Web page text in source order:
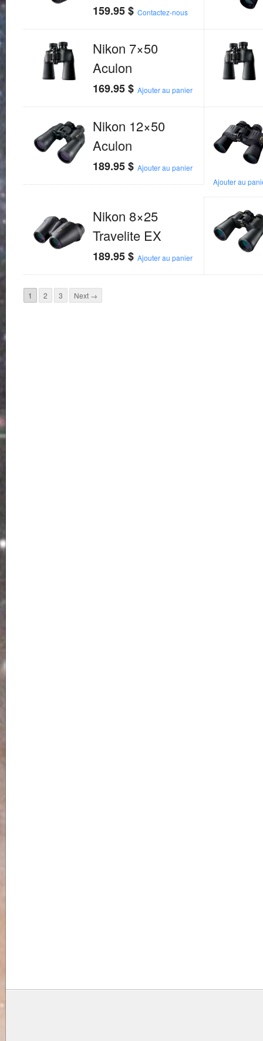
159.95$ Contactez-nous
Nikon 7×50
Aculon
169.95$ Ajouter au panier
Nikon 12×50
Aculon
189.95$ Ajouter au panier
Ajouter au
Nikon 8×25
Travelite EX
189.95$ Ajouter au panier
1 2 3 Next →